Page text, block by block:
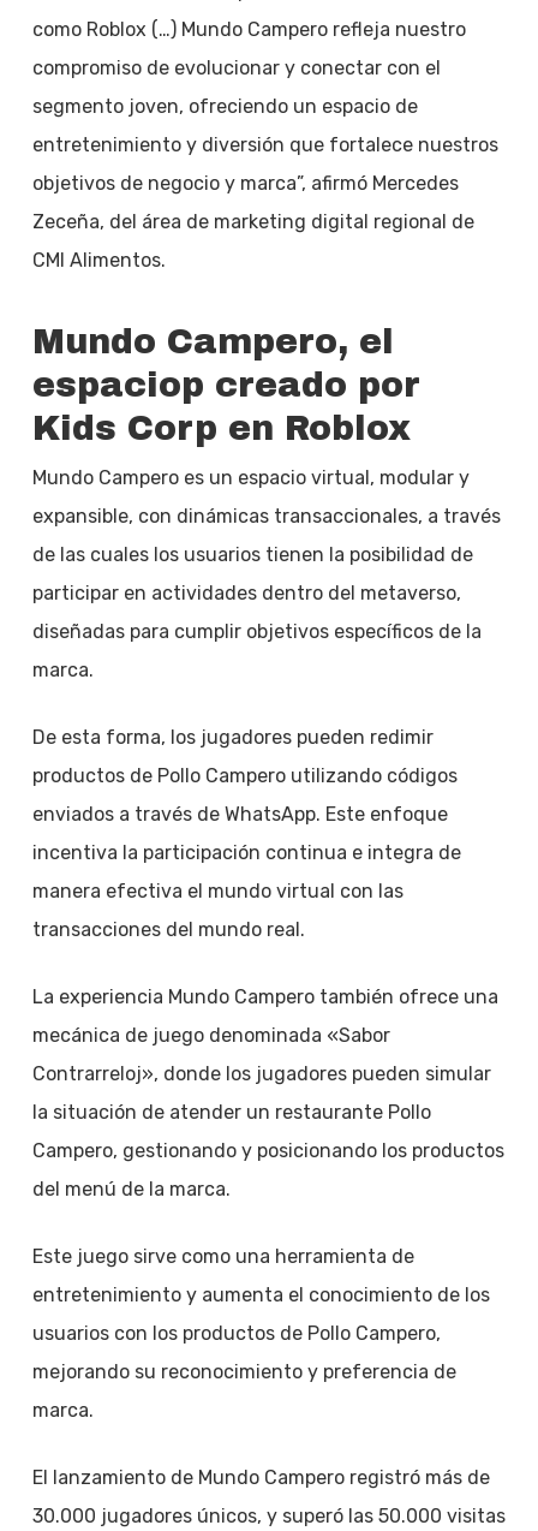
como Roblox (…) Mundo Campero refleja nuestro
compromiso de evolucionar y conectar con el
segmento joven, ofreciendo un espacio de
entretenimiento y diversión que fortalece nuestros
objetivos de negocio y marca”, afirmó Mercedes
Zeceña, del área de marketing digital regional de
CMI Alimentos.
Mundo Campero, el
espaciop creado por
Kids Corp en Roblox
Mundo Campero es un espacio virtual, modular y
expansible, con dinámicas transaccionales, a través
de las cuales los usuarios tienen la posibilidad de
participar en actividades dentro del metaverso,
diseñadas para cumplir objetivos específicos de la
marca.
De esta forma, los jugadores pueden redimir
productos de Pollo Campero utilizando códigos
enviados a través de WhatsApp. Este enfoque
incentiva la participación continua e integra de
manera efectiva el mundo virtual con las
transacciones del mundo real.
La experiencia Mundo Campero también ofrece una
mecánica de juego denominada «Sabor
Contrarreloj», donde los jugadores pueden simular
la situación de atender un restaurante Pollo
Campero, gestionando y posicionando los productos
del menú de la marca.
Este juego sirve como una herramienta de
entretenimiento y aumenta el conocimiento de los
usuarios con los productos de Pollo Campero,
mejorando su reconocimiento y preferencia de
marca.
El lanzamiento de Mundo Campero registró más de
30.000 jugadores únicos, y superó las 50.000 visitas